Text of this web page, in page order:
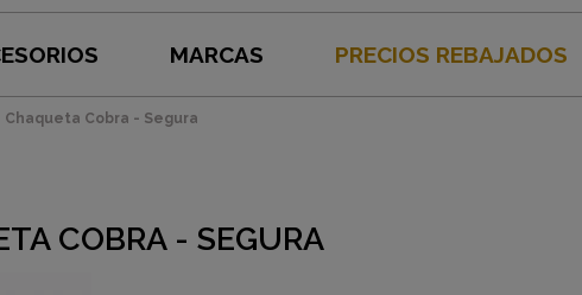
MARCAS PRECIOS REBAJADOS
Chaqueta Cobra - Segura
COBRA - SEGURA